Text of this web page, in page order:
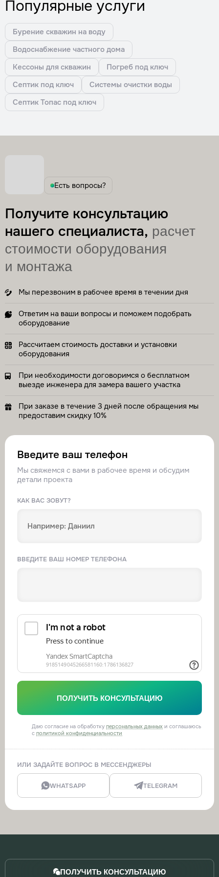
Популярные услуги
Бурение скважин на воду
Водоснабжение частного дома
Кессоны для скважин
Погреб под ключ
Септик под ключ
Системы очистки воды
Септик Топас под ключ
Есть вопросы?
Получите консультацию
нашего специалиста, расчет
стоимости оборудования
и монтажа
Мы перезвоним в рабочее время в течении дня
Ответим на ваши вопросы и поможем подобрать
оборудование
Рассчитаем стоимость доставки и установки
оборудования
При необходимости договоримся о бесплатном
выезде инженера для замера вашего участка
При заказе в течение 3 дней после обращения мы
предоставим скидку 10%
Введите ваш телефон
Мы свяжемся с вами в рабочее время и обсудим
детали проекта
КАК ВАС ЗОВУТ?
ВВЕДИТЕ ВАШ НОМЕР ТЕЛЕФОНА
ПОЛУЧИТЬ КОНСУЛЬТАЦИЮ
Даю согласие на обработку персональных данных и соглашаюсь
с политикой конфиденциальности
ИЛИ ЗАДАЙТЕ ВОПРОС В МЕССЕНДЖЕРЫ
WHATSAPP TELEGRAM
ПОЛУЧИТЬ КОНСУЛЬТАЦИЮ